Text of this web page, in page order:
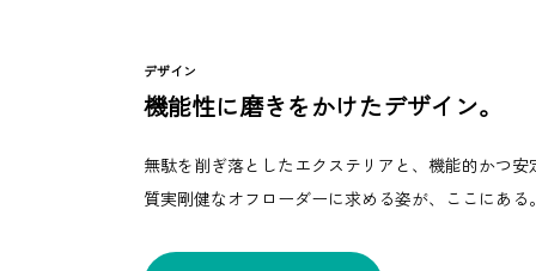
デザイン
機能性に磨きをかけたデザイン。
無駄を削ぎ落としたエクステリアと、機能的かつ
質実剛健なオフローダーに求める姿が、ここにある